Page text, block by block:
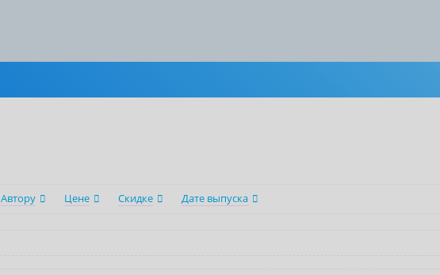
Автору Цене Скидке Дате выпуска